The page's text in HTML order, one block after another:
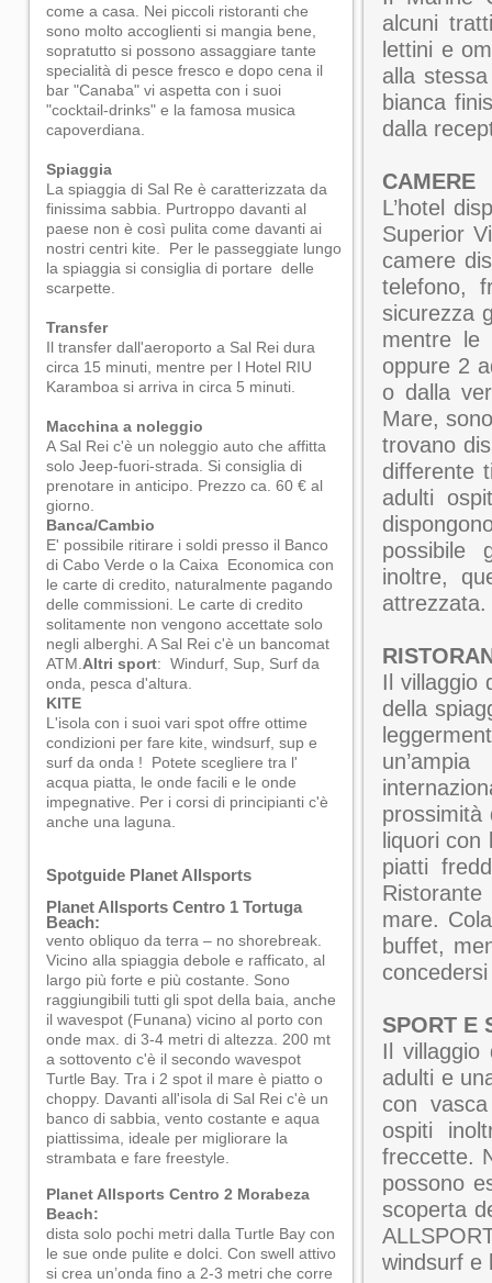
come a casa. Nei piccoli ristoranti che
sono molto accoglienti si mangia bene,
sopratutto si possono assaggiare tante
specialità di pesce fresco e dopo cena il
bar "Canaba" vi aspetta con i suoi
"cocktail-drinks" e la famosa musica
capoverdiana.
Spiaggia
La spiaggia di Sal Re è caratterizzata da
finissima sabbia. Purtroppo davanti al
paese non è così pulita come davanti ai
nostri centri kite. Per le passeggiate lungo
la spiaggia si consiglia di portare delle
scarpette.
Transfer
Il transfer dall'aeroporto a Sal Rei dura
circa 15 minuti, mentre per l Hotel RIU
Karamboa si arriva in circa 5 minuti.
Macchina a noleggio
A Sal Rei c'è un noleggio auto che affitta
solo Jeep-fuori-strada. Si consiglia di
prenotare in anticipo. Prezzo ca. 60 € al
giorno.
Banca/Cambio
E' possibile ritirare i soldi presso il Banco
di Cabo Verde o la Caixa Economica con
le carte di credito, naturalmente pagando
delle commissioni. Le carte di credito
solitamente non vengono accettate solo
negli alberghi. A Sal Rei c'è un bancomat
ATM. Altri sport: Windurf, Sup, Surf da
onda, pesca d'altura.
KITE
L'isola con i suoi vari spot offre ottime
condizioni per fare kite, windsurf, sup e
surf da onda ! Potete scegliere tra l'
acqua piatta, le onde facili e le onde
impegnative. Per i corsi di principianti c'è
anche una laguna.
Spotguide Planet Allsports
Planet Allsports Centro 1 Tortuga
Beach:
vento obliquo da terra – no shorebreak.
Vicino alla spiaggia debole e rafficato, al
largo più forte e più costante. Sono
raggiungibili tutti gli spot della baia, anche
il wavespot (Funana) vicino al porto con
onde max. di 3-4 metri di altezza. 200 mt
a sottovento c'è il secondo wavespot
Turtle Bay. Tra i 2 spot il mare è piatto o
choppy. Davanti all'isola di Sal Rei c'è un
banco di sabbia, vento costante e aqua
piattissima, ideale per migliorare la
strambata e fare freestyle.
Planet Allsports Centro 2 Morabeza
Beach:
dista solo pochi metri dalla Turtle Bay con
le sue onde pulite e dolci. Con swell attivo
si crea un’onda fino a 2-3 metri che corre
alcuni
lettini e
alla
bianca
dalla
CAMERE
L’hotel
Superior
camere
telefono,
sicurezza
mentre le
oppure 2
o dalla
Mare,
trovano
differente
adulti
possibile
inoltre,
attrezzata.
Il villaggio
della
prossimità
liquori
piatti
mare.
buffet,
SPORT E
Il
adulti e
con
ospiti
freccette.
possono
scoperta
windsurf e